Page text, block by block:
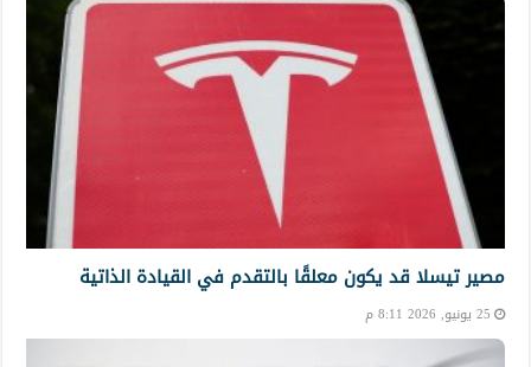
مصير تيسلا قد يكون معلقًا بالتقدم في القيادة الذاتية
25 يونيو, 2026 8:11 م